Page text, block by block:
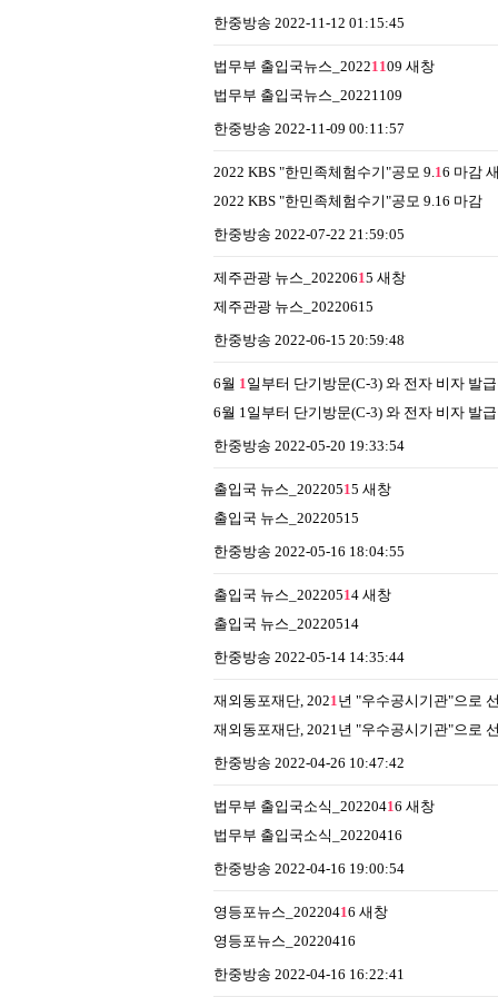
한중방송 2022-11-12 01:15:45
법무부 출입국뉴스_20221109 새창
법무부 출입국뉴스_20221109
한중방송 2022-11-09 00:11:57
2022 KBS "한민족체험수기"공모 9.16 마감
2022 KBS "한민족체험수기"공모 9.16 마감
한중방송 2022-07-22 21:59:05
제주관광 뉴스_20220615 새창
제주관광 뉴스_20220615
한중방송 2022-06-15 20:59:48
6월 1일부터 단기방문(C-3) 와 전자 비자 발
6월 1일부터 단기방문(C-3) 와 전자 비자 발
한중방송 2022-05-20 19:33:54
출입국 뉴스_20220515 새창
출입국 뉴스_20220515
한중방송 2022-05-16 18:04:55
출입국 뉴스_20220514 새창
출입국 뉴스_20220514
한중방송 2022-05-14 14:35:44
재외동포재단, 2021년 "우수공시기관"으로
재외동포재단, 2021년 "우수공시기관"으로
한중방송 2022-04-26 10:47:42
법무부 출입국소식_20220416 새창
법무부 출입국소식_20220416
한중방송 2022-04-16 19:00:54
영등포뉴스_20220416 새창
영등포뉴스_20220416
한중방송 2022-04-16 16:22:41